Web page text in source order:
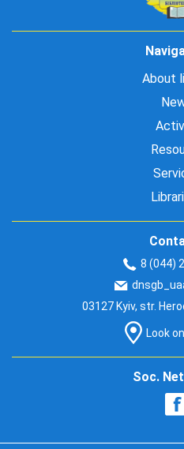
About
8 (044)
03127 Kyiv, str.
Look
Soc.